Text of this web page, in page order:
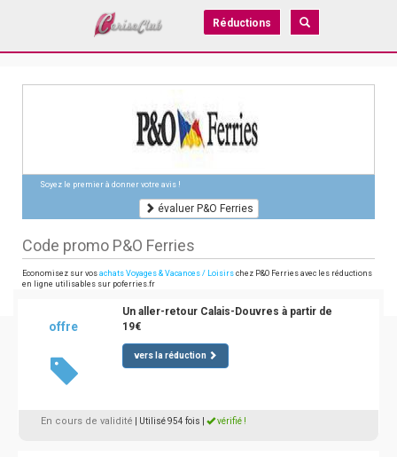
Réductions
Soyez le premier à donner votre avis !
évaluer P&O Ferries
Code promo P&O Ferries
Economisez sur vos achats Voyages & Vacances / Loisirs chez P&O Ferries avec les réductions
en ligne utilisables sur poferries.fr
offre
Un aller-retour Calais-Douvres à partir de
19€
vers la réduction
En cours de validité | Utilisé 954 fois vérifié !